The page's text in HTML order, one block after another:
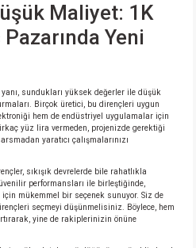
Maliyet: 1K
Yeni
sundukları yüksek değerler ile düşük
Birçok üretici, bu dirençleri uygun
hem de endüstriyel uygulamalar için
yüz lira vermeden, projenizde gerektiği
yaratıcı çalışmalarınızı
sıkışık devrelerde bile rahatlıkla
performansları ile birleştiğinde,
mükemmel bir seçenek sunuyor. Siz de
seçmeyi düşünmelisiniz. Böylece, hem
yine de rakiplerinizin önüne